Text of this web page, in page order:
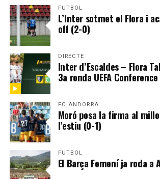
FUTBOL
L’Inter sotmet el Flora i
off (2-0)
DIRECTE
Inter d’Escaldes – Flora
3a ronda UEFA
FC ANDORRA
Moró posa la firma al
l’estiu (0-1)
FUTBOL
El Barça Femení ja roda a